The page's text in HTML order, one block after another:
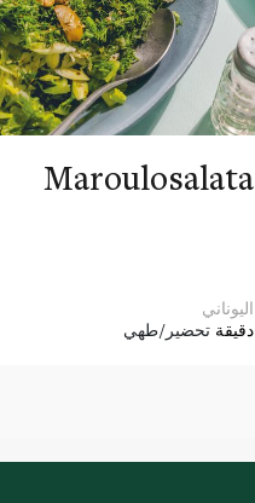
Maroulosalata
اليوناني
دقيقة تحضير/طهي